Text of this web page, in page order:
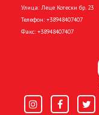
Улица: Леце Котески бр. 23
Телефон: +38948407407
Факс: +38948407407